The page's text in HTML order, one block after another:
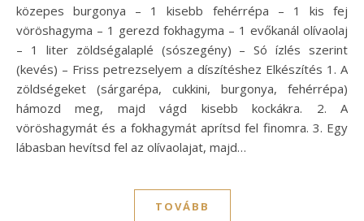
közepes burgonya – 1 kisebb fehérrépa – 1 kis fej
vöröshagyma – 1 gerezd fokhagyma – 1 evőkanál olívaolaj
– 1 liter zöldségalaplé (sószegény) – Só ízlés szerint
(kevés) – Friss petrezselyem a díszítéshez Elkészítés 1. A
zöldségeket (sárgarépa, cukkini, burgonya, fehérrépa)
hámozd meg, majd vágd kisebb kockákra. 2. A
vöröshagymát és a fokhagymát aprítsd fel finomra. 3. Egy
lábasban hevítsd fel az olívaolajat, majd…
TOVÁBB